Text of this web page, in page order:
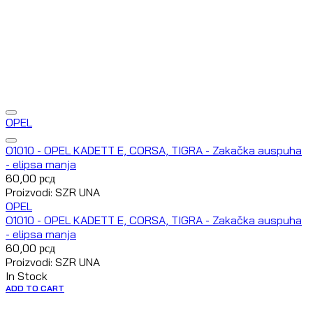
OPEL
O1010 - OPEL KADETT E, CORSA, TIGRA - Zakačka auspuha
- elipsa manja
60,00 рсд
Proizvodi: SZR UNA
OPEL
O1010 - OPEL KADETT E, CORSA, TIGRA - Zakačka auspuha
- elipsa manja
60,00 рсд
Proizvodi: SZR UNA
In Stock
ADD TO CART